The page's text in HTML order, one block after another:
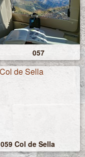
057
059 Col de Sella